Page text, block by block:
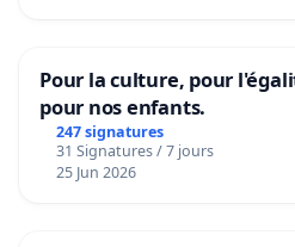
Pour la culture, pour
pour nos enfants.
247 signatures
31 Signatures / 7 jours
25 Jun 2026